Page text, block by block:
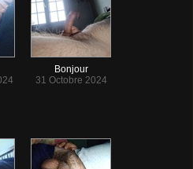
Bonjour
31 Octobre 2024